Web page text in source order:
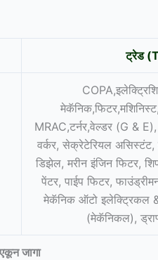
ट्रेड
MRAC,टर्नर,वेल्डर (G &
वर्कर, सेक्रेटेरियल असिस्टंट,
डिझेल, मरीन इंजिन फिटर,
पेंटर, पाईप फिटर,
मेकॅनिक ऑटो इलेक्ट्रिकल
(मेकॅनिकल),
एकून जागा